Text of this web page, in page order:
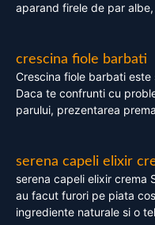
aparand firele de par albe,
crescina fiole barbati
Crescina fiole barbati
Daca te confrunti cu
parului, prezentarea
serena capeli elixir
serena capeli elixir crema
au facut furori pe piata
ingrediente naturale si o